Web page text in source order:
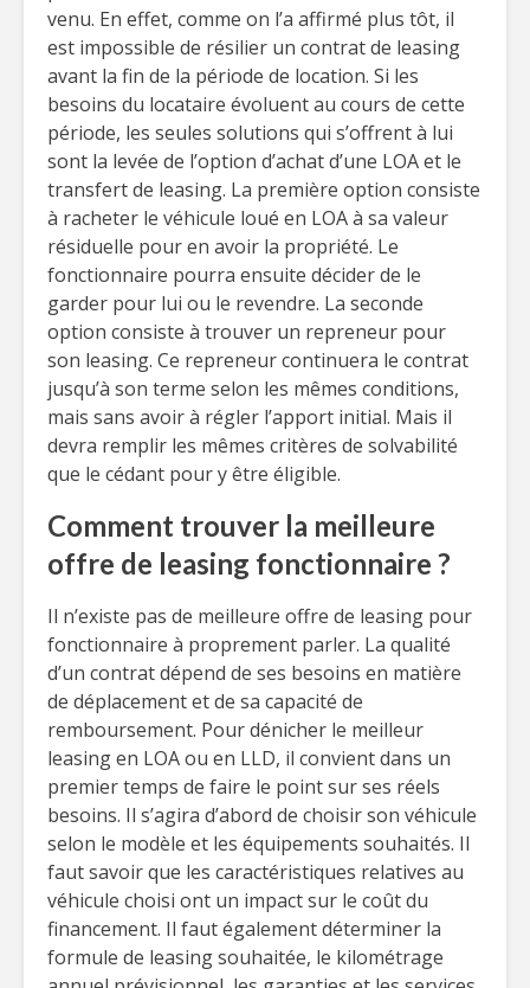
venu. En effet, comme on l’a affirmé plus tôt, il
est impossible de résilier un contrat de leasing
avant la fin de la période de location. Si les
besoins du locataire évoluent au cours de cette
période, les seules solutions qui s’offrent à lui
sont la levée de l’option d’achat d’une LOA et le
transfert de leasing. La première option consiste
à racheter le véhicule loué en LOA à sa valeur
résiduelle pour en avoir la propriété. Le
fonctionnaire pourra ensuite décider de le
garder pour lui ou le revendre. La seconde
option consiste à trouver un repreneur pour
son leasing. Ce repreneur continuera le contrat
jusqu’à son terme selon les mêmes conditions,
mais sans avoir à régler l’apport initial. Mais il
devra remplir les mêmes critères de solvabilité
que le cédant pour y être éligible.
Comment trouver la meilleure
offre de leasing fonctionnaire ?
Il n’existe pas de meilleure offre de leasing pour
fonctionnaire à proprement parler. La qualité
d’un contrat dépend de ses besoins en matière
de déplacement et de sa capacité de
remboursement. Pour dénicher le meilleur
leasing en LOA ou en LLD, il convient dans un
premier temps de faire le point sur ses réels
besoins. Il s’agira d’abord de choisir son véhicule
selon le modèle et les équipements souhaités. Il
faut savoir que les caractéristiques relatives au
véhicule choisi ont un impact sur le coût du
financement. Il faut également déterminer la
formule de leasing souhaitée, le kilométrage